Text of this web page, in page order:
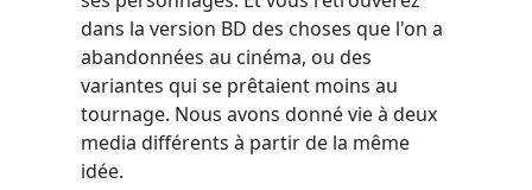
dans la version BD des choses que l'on a
abandonnées au cinéma, ou des
variantes qui se prêtaient moins au
tournage. Nous avons donné vie à deux
media différents à partir de la même
idée.